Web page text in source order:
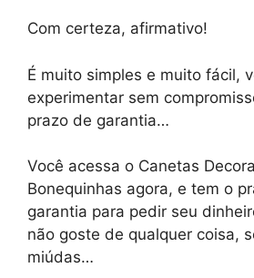
Com certeza, afirmativo!
É muito simples e muito fácil,
experimentar sem
prazo de garantia…
Você acessa o Canetas
Bonequinhas agora, e tem o
garantia para pedir seu
não goste de qualquer coisa,
miúdas…